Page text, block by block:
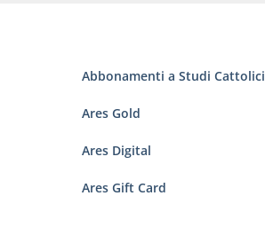
Abbonamenti a Studi Cattolici
Ares Gold
Ares Digital
Ares Gift Card